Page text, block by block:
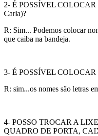
2- É POSSÍVEL COLOCAR
Carla)?
R: Sim... Podemos colocar
que caiba na bandeja.
3- É POSSÍVEL
R: sim...os nomes são letras
4- POSSO TROCAR A
QUADRO DE PORTA,